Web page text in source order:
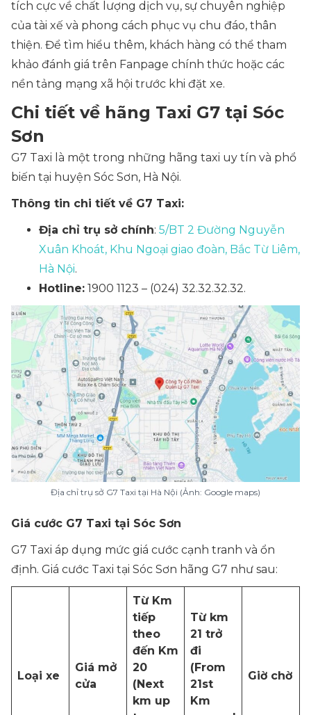
tích cực về chất lượng dịch vụ, sự chuyên nghiệp
của tài xế và phong cách phục vụ chu đáo, thân
thiện. Để tìm hiểu thêm, khách hàng có thể tham
khảo đánh giá trên Fanpage chính thức hoặc các
nền tảng mạng xã hội trước khi đặt xe.
Chi tiết về hãng Taxi G7 tại Sóc
Sơn
G7 Taxi là một trong những hãng taxi uy tín và phổ
biến tại huyện Sóc Sơn, Hà Nội.
Thông tin chi tiết về G7 Taxi:
Địa chỉ trụ sở chính: 5/BT 2 Đường Nguyễn
Xuân Khoát, Khu Ngoại giao đoàn, Bắc Từ Liêm,
Hà Nội.
Hotline: 1900 1123 – (024) 32.32.32.32.
Địa chỉ trụ sở G7 Taxi tại Hà Nội (Ảnh: Google maps)
Giá cước G7 Taxi tại Sóc Sơn
G7 Taxi áp dụng mức giá cước cạnh tranh và ổn
định. Giá cước Taxi tại Sóc Sơn hãng G7 như sau:
Loại xe
Giá mở
cửa
Từ Km
tiếp
theo
đến Km
20
(Next
km up
Từ km
21 trở
đi
(From
21st
Km
Giờ chờ